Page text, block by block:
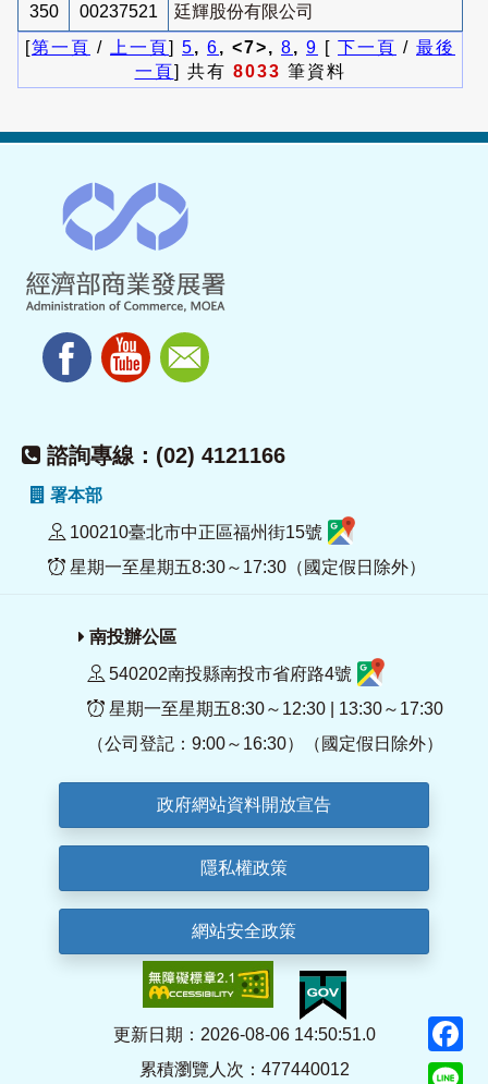
350 00237521
廷輝股份有限公司
[第一頁 / 上一頁] 5, 6, <7>, 8, 9 [ 下一頁 / 最後
一頁] 共有 8033 筆資料
諮詢專線：(02) 4121166
署本部
100210臺北市中正區福州街15號
星期一至星期五8:30～17:30（國定假日除外）
南投辦公區
540202南投縣南投市省府路4號
星期一至星期五8:30～12:30 | 13:30～17:30
（公司登記：9:00～16:30）（國定假日除外）
政府網站資料開放宣告
隱私權政策
網站安全政策
更新日期：2026-08-06 14:50:51.0
累積瀏覽人次：477440012